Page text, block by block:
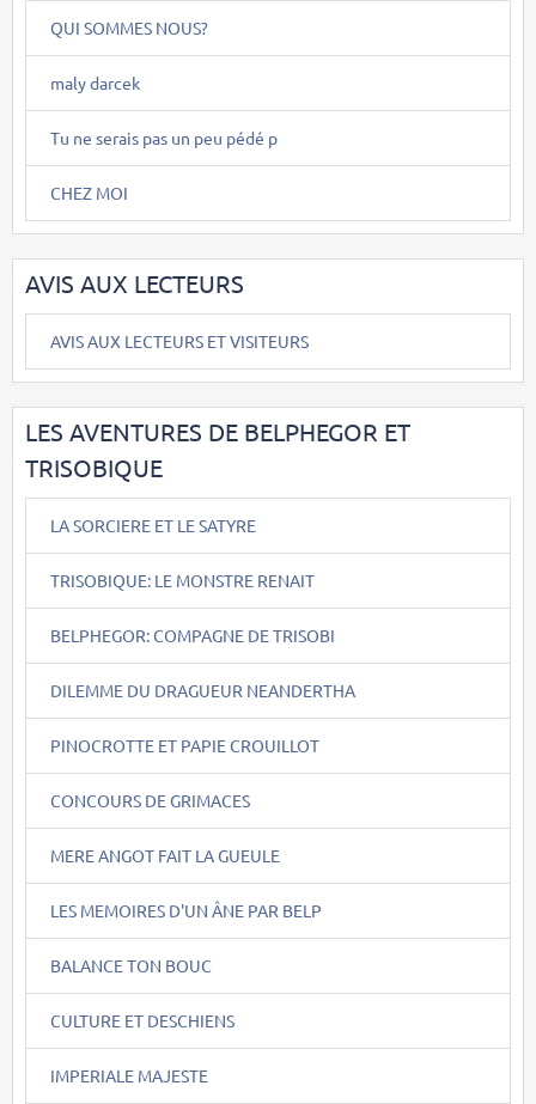
QUI SOMMES NOUS?
maly darcek
Tu ne serais pas un peu pédé p
CHEZ MOI
AVIS AUX LECTEURS
AVIS AUX LECTEURS ET VISITEURS
LES AVENTURES DE BELPHEGOR ET
TRISOBIQUE
LA SORCIERE ET LE SATYRE
TRISOBIQUE: LE MONSTRE RENAIT
BELPHEGOR: COMPAGNE DE TRISOBI
DILEMME DU DRAGUEUR NEANDERTHA
PINOCROTTE ET PAPIE CROUILLOT
CONCOURS DE GRIMACES
MERE ANGOT FAIT LA GUEULE
LES MEMOIRES D'UN ÂNE PAR BELP
BALANCE TON BOUC
CULTURE ET DESCHIENS
IMPERIALE MAJESTE